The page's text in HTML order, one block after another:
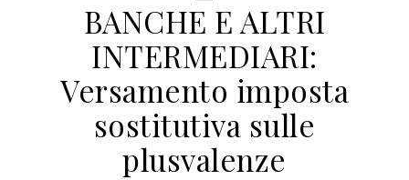
BANCHE E ALTRI
INTERMEDIARI:
Versamento imposta
sostitutiva sulle
plusvalenze